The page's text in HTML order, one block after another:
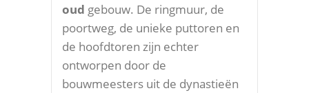
oud gebouw. De ringmuur, de
poortweg, de unieke puttoren en
de hoofdtoren zijn echter
ontworpen door de
bouwmeesters uit de dynastieën